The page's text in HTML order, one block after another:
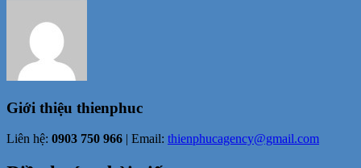
Giới thiệu thienphuc
Liên hệ: 0903 750 966 | Email: thienphucagency@gmail.com